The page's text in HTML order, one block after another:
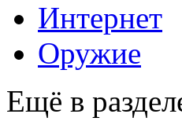
Интернет
Оружие
Ещё в